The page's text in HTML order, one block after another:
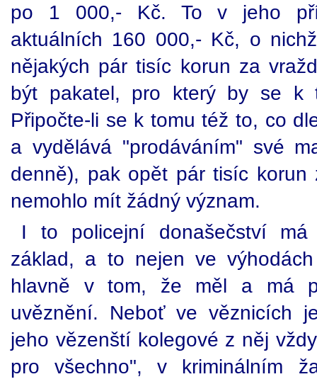
po 1 000,- Kč. To v jeho
aktuálních 160 000,- Kč, o
nějakých pár tisíc korun za
být pakatel, pro který by se k
Připočte-li se k tomu též to, co
a vydělává "prodáváním" své
denně), pak opět pár tisíc
nemohlo mít žádný význam.
I to policejní donašečství
základ, a to nejen ve
hlavně v tom, že měl a má
uvěznění. Neboť ve věznicích
jeho vězenští kolegové z něj
pro všechno", v kriminálním